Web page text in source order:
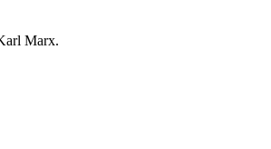
Marx.